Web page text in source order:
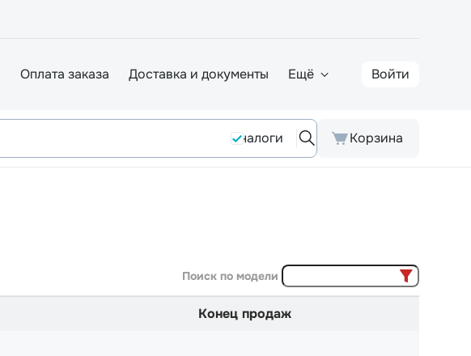
Оплата заказа Доставка и документы Ещё Войти
Аналоги Корзина
Поиск по модели
Конец продаж